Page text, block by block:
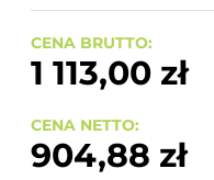
CENA BRUTTO:
1 113,00 zł
CENA NETTO:
904,88 zł